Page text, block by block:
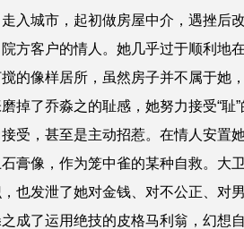
城市，起初做房屋中介，遇挫后
方客户的情人。她几乎过于顺利地
的像样居所，虽然房子并不属于她
掉了乔淼之的耻感，她努力接受“耻”
受，甚至是主动招惹。在情人安置
膏像，作为笼中雀的某种自救。大
也发泄了她对金钱、对不公正、对
成了运用绝技的皮格马利翁，幻想